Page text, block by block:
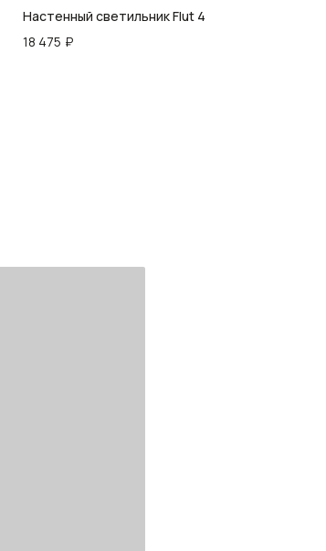
Настенный светильник Flut 4
18 475 ₽